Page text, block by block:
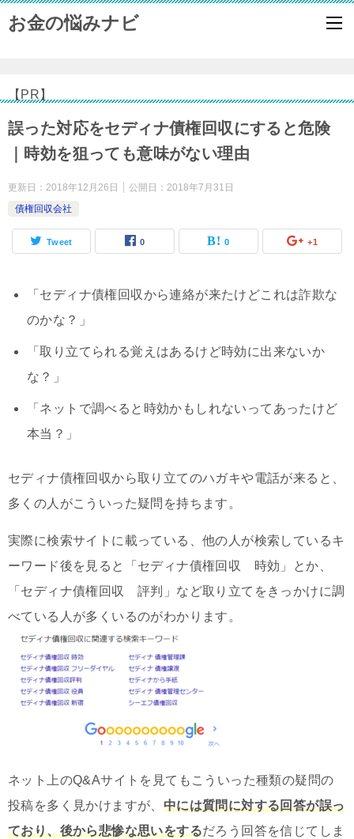
お金の悩みナビ
【PR】
誤った対応をセディナ債権回収にすると危険
｜時効を狙っても意味がない理由
更新日： 2018年12月26日 公開日： 2018年7月31日
債権回収会社
Tweet 0 0 +1
「セディナ債権回収から連絡が来たけどこれは詐欺な
のかな？」
「取り立てられる覚えはあるけど時効に出来ないか
な？」
「ネットで調べると時効かもしれないってあったけど
本当？」
セディナ債権回収から取り立てのハガキや電話が来ると、
多くの人がこういった疑問を持ちます。
実際に検索サイトに載っている、他の人が検索しているキ
ーワード後を見ると「セディナ債権回収 時効」とか、
「セディナ債権回収 評判」など取り立てをきっかけに調
べている人が多くいるのがわかります。
ネット上のQ&Aサイトを見てもこういった種類の疑問の
投稿を多く見かけますが、 中には質問に対する回答が誤っ
ており、後から悲惨な思いをするだろう回答を信じてしま